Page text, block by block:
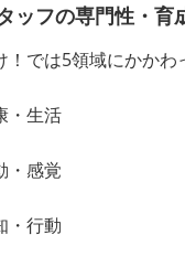
ッフの専門性・育
！では5領域にかかわ
・生活
感覚
行動